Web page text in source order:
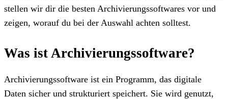
stellen wir dir die besten Archivierungssoftwares vor und
zeigen, worauf du bei der Auswahl achten solltest.
Was ist Archivierungssoftware?
Archivierungssoftware ist ein Programm, das digitale
Daten sicher und strukturiert speichert. Sie wird genutzt,